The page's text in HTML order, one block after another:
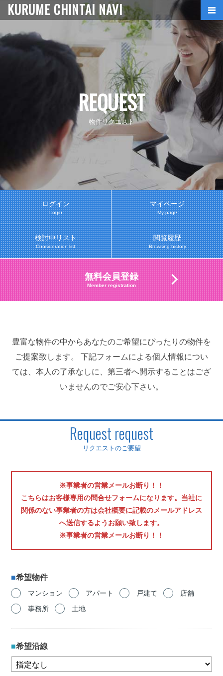
KURUME CHINTAI NAVI
REQUEST
物件リクエスト
ログイン
Login
マイページ
My page
検討中リスト
Consideration list
閲覧履歴
Browsing history
無料会員登録
Member registration
豊富な物件の中からあなたのご希望にぴったりの物件を
ご提案致します。 下記フォームによる個人情報につい
ては、本人の了承なしに、第三者へ開示することはござ
いませんのでご安心下さい。
Request request
リクエストのご要望
※事業者の営業メールお断り！！
こちらはお客様専用の問合せフォームになります。当社に
関係のない事業者の方は会社概要に記載のメールアドレス
へ送信するようお願い致します。
※事業者の営業メールお断り！！
希望物件
マンション アパート 戸建て
店舗
事務所
土地
希望沿線